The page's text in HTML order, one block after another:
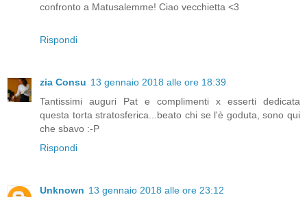
confronto a Matusalemme! Ciao vecchietta <3
Rispondi
zia Consu 13 gennaio 2018 alle ore 18:39
Tantissimi auguri Pat e complimenti x esserti dedicata
questa torta stratosferica...beato chi se l'è goduta, sono qui
che sbavo :-P
Rispondi
Unknown 13 gennaio 2018 alle ore 23:12